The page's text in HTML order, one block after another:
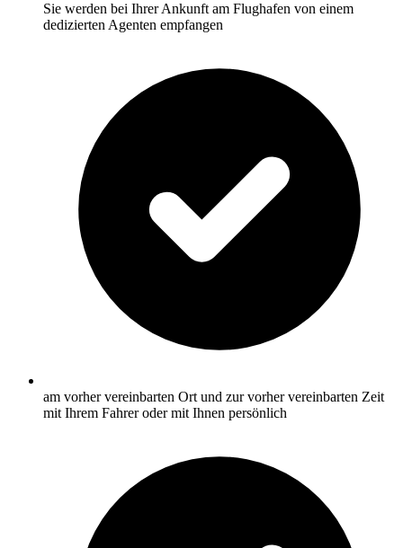
Sie werden bei Ihrer Ankunft am Flughafen von einem
dedizierten Agenten empfangen
am vorher vereinbarten Ort und zur vorher vereinbarten Zeit
mit Ihrem Fahrer oder mit Ihnen persönlich